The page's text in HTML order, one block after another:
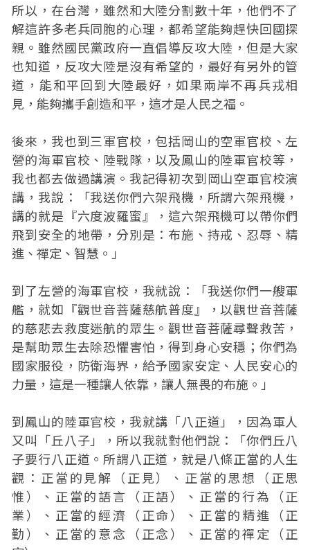
所以，在台灣，雖然和大陸分割數十年，他們不了
解這許多老兵同胞的心理，都希望能夠趕快回國探
親。雖然國民黨政府一直倡導反攻大陸，但是大家
也知道，反攻大陸是沒有希望的，最好有另外的管
道，能和平回到大陸最好，如果兩岸不再兵戎相
見，能夠攜手創造和平，這才是人民之福。
後來，我也到三軍官校，包括岡山的空軍官校、左
營的海軍官校、陸戰隊，以及鳳山的陸軍官校等，
我也都去做過講演。我記得初次到岡山空軍官校演
講，我說：「我送你們六架飛機，所謂六架飛機，
講的就是『六度波羅蜜』，這六架飛機可以帶你們
飛到安全的地帶，分別是：布施、持戒、忍辱、精
進、禪定、智慧。」
到了左營的海軍官校，我就說：「我送你們一艘軍
艦，就如『觀世音菩薩慈航普度』，以觀世音菩薩
的慈悲去救度迷航的眾生。觀世音菩薩尋聲救苦，
是幫助眾生去除恐懼害怕，得到身心安穩；你們為
國家服役，防衛海界，給予國家安定、人民安心的
力量，這是一種讓人依靠，讓人無畏的布施。」
到鳳山的陸軍官校，我就講「八正道」，因為軍人
又叫「丘八子」，所以我就對他們說：「你們丘八
子要行八正道。所謂八正道，就是八條正當的人生
觀：正當的見解（正見）、正當的思想（正思
惟）、正當的語言（正語）、正當的行為（正
業）、正當的經濟（正命）、正當的精進（正
勤）、正當的意念（正念）、正當的禪定（正